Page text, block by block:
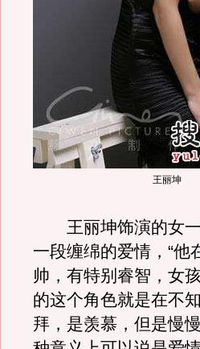
王丽坤
王丽坤饰演的女一
一段缠绵的爱情，“
帅，有特别睿智，女
的这个角色就是在不
拜，是羡慕，但是慢